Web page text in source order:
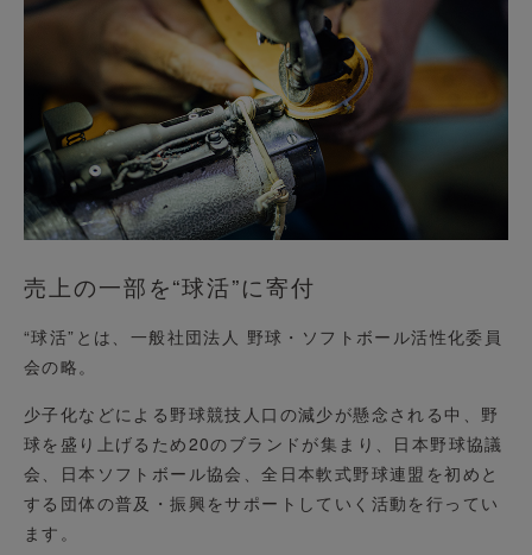
売上の一部を“球活”に寄付
“球活”とは、一般社団法人 野球・ソフトボール活性化委員
会の略。
少子化などによる野球競技人口の減少が懸念される中、野
球を盛り上げるため20のブランドが集まり、日本野球協議
会、日本ソフトボール協会、全日本軟式野球連盟を初めと
する団体の普及・振興をサポートしていく活動を行ってい
ます。